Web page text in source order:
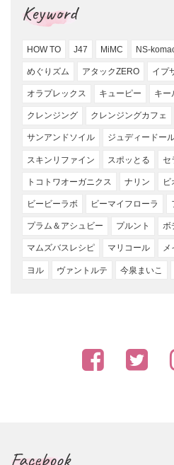
Keyword
HOW TO J47 MiMC NS-
めぐりズム アタックZERO イプ
オラプレックス キューピー キー
クレンジング クレンジングカフェ
サンアンドソイル ジュディードー
スキンリファイン スポッとる セ
トコトワオーガニクス ナリン ビ
ビービーラボ ビーマイフローラ
プラム＆アシュビー プルント ボ
マムズバスレシピ マリコール メ
ヨル ヴァントルテ 今泉まいこ
Facebook